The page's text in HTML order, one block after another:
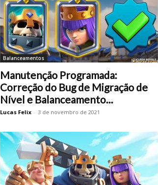
Balanceamentos
Manutenção Programada:
Correção do Bug de Migração de
Nível e Balanceamento...
Lucas Felix - 3 de novembro de 2021